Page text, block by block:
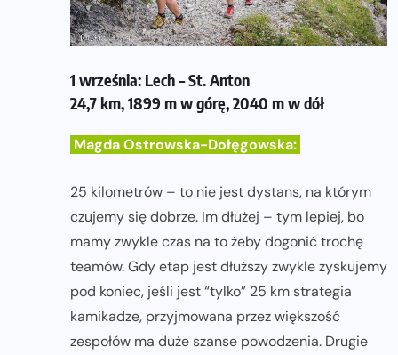
1 września: Lech – St. Anton
24,7 km, 1899 m w górę, 2040 m w dół
Magda Ostrowska-Dołęgowska:
25 kilometrów – to nie jest dystans, na którym
czujemy się dobrze. Im dłużej – tym lepiej, bo
mamy zwykle czas na to żeby dogonić trochę
teamów. Gdy etap jest dłuższy zwykle zyskujemy
pod koniec, jeśli jest “tylko” 25 km strategia
kamikadze, przyjmowana przez większość
zespołów ma duże szanse powodzenia. Drugie